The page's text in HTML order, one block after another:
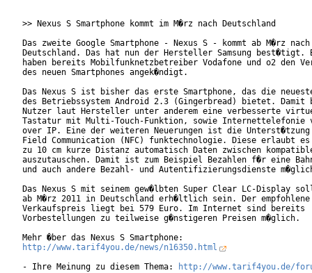
>> Nexus S Smartphone kommt im M�rz nach Deutschland
Das zweite Google Smartphone - Nexus S - kommt ab M�rz nach
Deutschland. Das hat nun der Hersteller Samsung best�tigt.
haben bereits Mobilfunknetzbetreiber Vodafone und o2 den
des neuen Smartphones angek�ndigt.
Das Nexus S ist bisher das erste Smartphone, das die
des Betriebssystem Android 2.3 (Gingerbread) bietet. Damit
Nutzer laut Hersteller unter anderem eine verbesserte
Tastatur mit Multi-Touch-Funktion, sowie Internettelefonie
over IP. Eine der weiteren Neuerungen ist die Unterst�tzung
Field Communication (NFC) funktechnologie. Diese erlaubt
zu 10 cm kurze Distanz automatisch Daten zwischen
auszutauschen. Damit ist zum Beispiel Bezahlen f�r eine
und auch andere Bezahl- und Autentifizierungsdienste
Das Nexus S mit seinem gew�lbten Super Clear LC-Display
ab M�rz 2011 in Deutschland erh�ltlich sein. Der empfohlene
Verkaufspreis liegt bei 579 Euro. Im Internet sind bereits
Vorbestellungen zu teilweise g�nstigeren Preisen m�glich.
http://www.tarif4you.de/news/n16350.html
- Ihre Meinung zu diesem Thema:
http://www.tarif4you.de/